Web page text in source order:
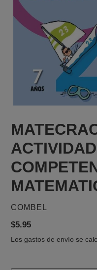
PROVEEDOR
COMBEL
Precio
habitual
$5.95
Los gastos de envío se